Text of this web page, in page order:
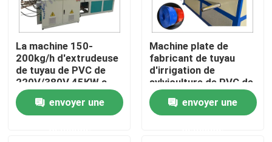
Maison
Produits
La machine 150-
200kg/h d'extrudeuse
de tuyau de PVC de
220V/380V 45KW a
produit
envoyer une
Machine plate de
fabricant de tuyau
d'irrigation de
sylviculture de PVC de
configuration de
tissu-renforcé
automatique de tuyau
envoyer une